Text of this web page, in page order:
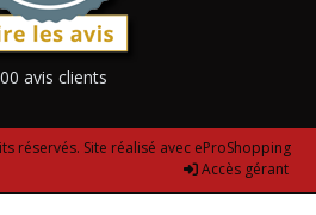
avis clients
réservés. Site réalisé avec eProShopping
Accès gérant